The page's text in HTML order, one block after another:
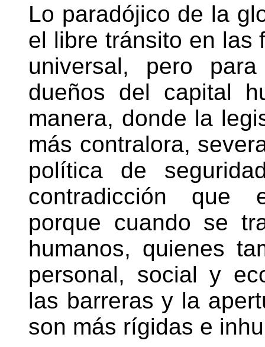
Lo paradójico de la
el libre tránsito en las
universal, pero
dueños del capital
manera, donde la
más contralora,
política de
contradicción que
porque cuando se
humanos, quienes
personal, social y
las barreras y la
son más rígidas e